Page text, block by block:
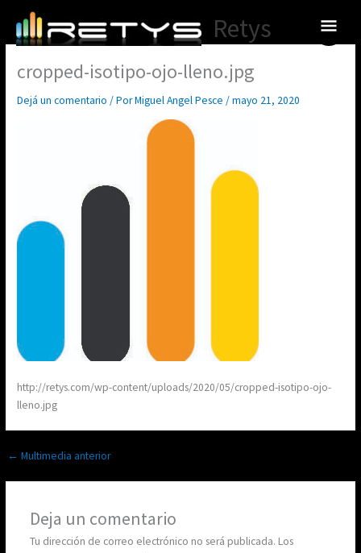
contenido
Retys
cropped-isotipo-ojo-lleno.jpg
Dejá un comentario / PorMiguel Angel Pesce/mayo 21, 2020
http://retys.com/wp-content/uploads/2020/05/cropped-isotipo-ojo-
lleno.jpg
← Multimedia anterior
Deja un comentario
Tu dirección de correo electrónico no será publicada. Los